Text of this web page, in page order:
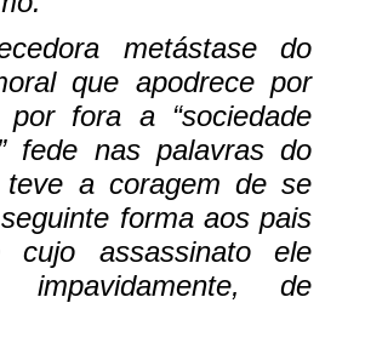
metástase do
que apodrece por
fora a “sociedade
fede nas palavras do
a coragem de se
forma aos pais
cujo assassinato ele
impavidamente, de